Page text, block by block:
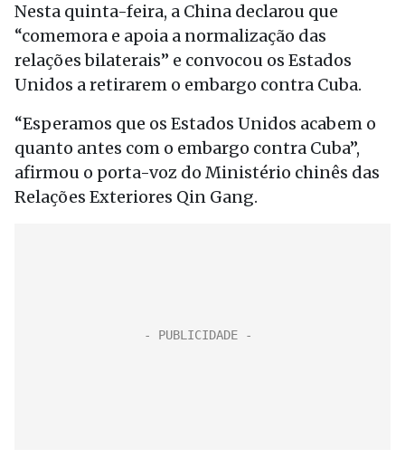
Nesta quinta-feira, a China declarou que
“comemora e apoia a normalização das
relações bilaterais” e convocou os Estados
Unidos a retirarem o embargo contra Cuba.
“Esperamos que os Estados Unidos acabem o
quanto antes com o embargo contra Cuba”,
afirmou o porta-voz do Ministério chinês das
Relações Exteriores Qin Gang.